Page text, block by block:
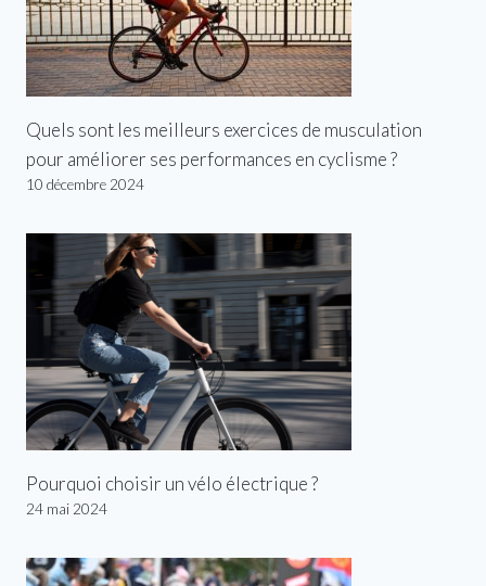
Quels sont les meilleurs exercices de musculation
pour améliorer ses performances en cyclisme ?
10 décembre 2024
Pourquoi choisir un vélo électrique ?
24 mai 2024